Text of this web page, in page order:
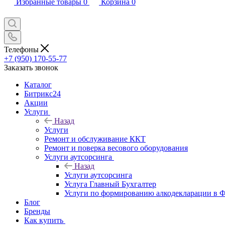
Избранные товары 0 Корзина 0
Телефоны
+7 (950) 170-55-77
Заказать звонок
Каталог
Битрикс24
Акции
Услуги
Назад
Услуги
Ремонт и обслуживание ККТ
Ремонт и поверка весового оборудования
Услуги аутсорсинга
Назад
Услуги аутсорсинга
Услуга Главный Бухгалтер
Услуги по формированию алкодекларации в
Блог
Бренды
Как купить